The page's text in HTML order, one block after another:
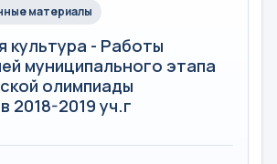
материалы
культура - Работы
муниципального этапа
олимпиады
2018-2019 уч.г